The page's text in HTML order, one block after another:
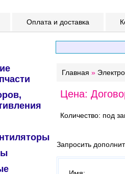
Оплата и доставка
Главная »
Цена:
Количество: под
Запросить